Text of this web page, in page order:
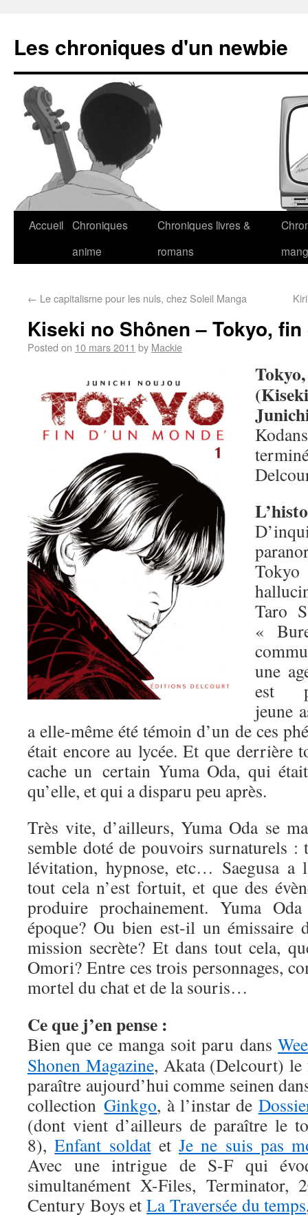
Les chroniques d'un newbie
Accueil Chroniques
anime
Chroniques livres &
romans
← Le capitalisme pour les nuls, chez Soleil Manga
Kiseki no Shônen – Tokyo, fin
Posted on 10 mars 2011 by Mackie
Taro
«
une
est
jeune
a elle-même été témoin d’un de ces
était encore au lycée. Et que derrière
cache un certain Yuma Oda, qui
qu’elle, et qui a disparu peu après.
Très vite, d’ailleurs, Yuma Oda se
semble doté de pouvoirs surnaturels
lévitation, hypnose, etc… Saegusa a
tout cela n’est fortuit, et que des
produire prochainement. Yuma
époque? Ou bien est-il un émissaire
mission secrète? Et dans tout cela,
Omori? Entre ces trois personnages,
mortel du chat et de la souris…
Ce que j’en pense :
Bien que ce manga soit paru dans
Shonen Magazine, Akata (Delcourt) le
paraître aujourd’hui comme seinen
collectionGinkgo, à l’instar de
(dont vient d’ailleurs de paraître le
8),Enfant soldatet Je ne suis pas
Avec une intrigue de S-F qui
simultanément X-Files, Terminator,
Century Boys etLa Traversée du temps